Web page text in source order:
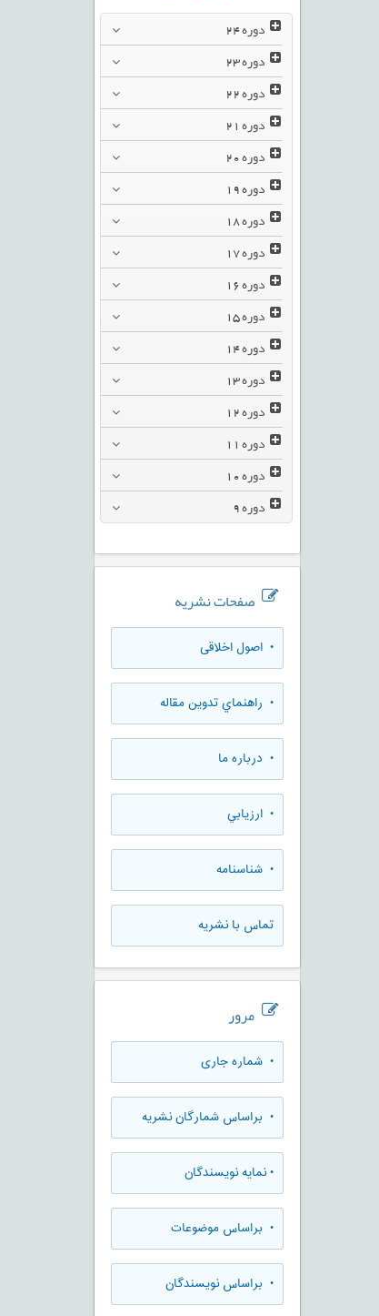
دوره
دوره
دوره
دوره
دوره
دوره
دوره
دوره
دوره
دوره
دوره
دوره
دوره
دوره
دوره
دوره
صفحات نشریه
• اصول اخلاقی
• راهنماي تدوين مقاله
• درباره ما
• ارزيابي
• شناسنامه
تماس با نشریه
مرور
• شماره جاری
• براساس شمارگان نشریه
•نمایه نویسندگان
• براساس موضوعات
• براساس نویسندگان